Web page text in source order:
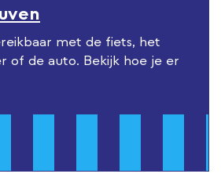
met de fiets, het
of de auto. Bekijk hoe je er